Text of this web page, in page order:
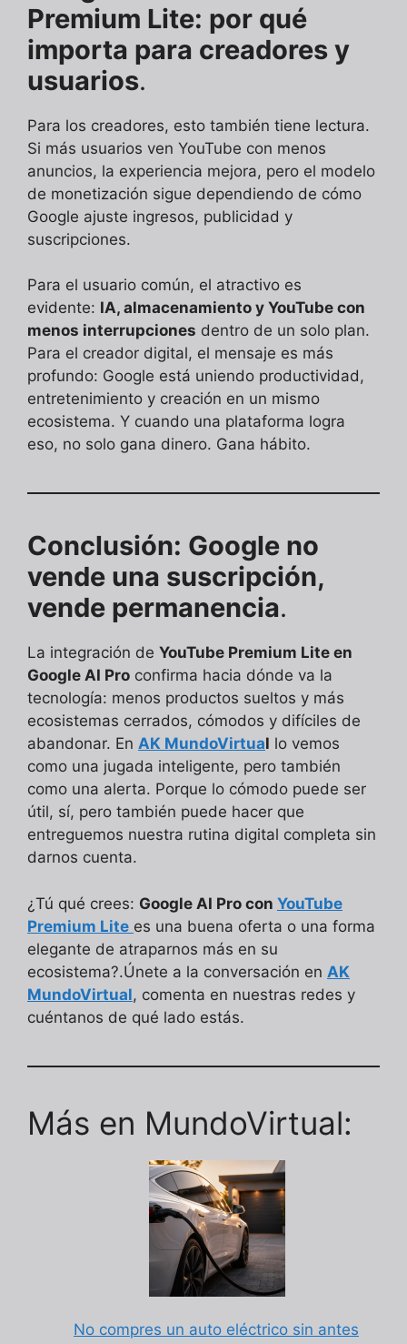
Premium Lite: por qué
importa para creadores y
usuarios.
Para los creadores, esto también tiene lectura.
Si más usuarios ven YouTube con menos
anuncios, la experiencia mejora, pero el modelo
de monetización sigue dependiendo de cómo
Google ajuste ingresos, publicidad y
suscripciones.
Para el usuario común, el atractivo es
evidente: IA, almacenamiento y YouTube con
menos interrupciones dentro de un solo plan.
Para el creador digital, el mensaje es más
profundo: Google está uniendo productividad,
entretenimiento y creación en un mismo
ecosistema. Y cuando una plataforma logra
eso, no solo gana dinero. Gana hábito.
Conclusión: Google no
vende una suscripción,
vende permanencia.
La integración de YouTube Premium Lite en
Google AI Pro confirma hacia dónde va la
tecnología: menos productos sueltos y más
ecosistemas cerrados, cómodos y difíciles de
abandonar. En AK MundoVirtual lo vemos
como una jugada inteligente, pero también
como una alerta. Porque lo cómodo puede ser
útil, sí, pero también puede hacer que
entreguemos nuestra rutina digital completa sin
darnos cuenta.
¿Tú qué crees: Google AI Pro con YouTube
Premium Lite es una buena oferta o una forma
elegante de atraparnos más en su
ecosistema?.Únete a la conversación en AK
MundoVirtual, comenta en nuestras redes y
cuéntanos de qué lado estás.
Más en MundoVirtual:
No compres un auto eléctrico sin antes